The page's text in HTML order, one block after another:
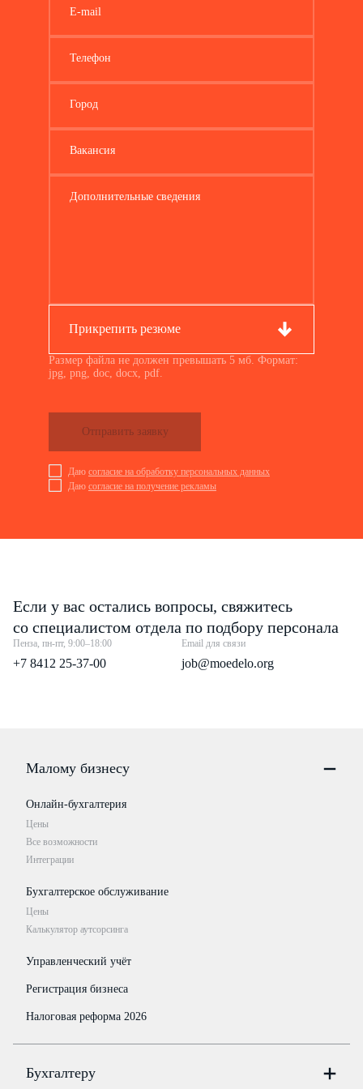
E-mail
Телефон
Город
Вакансия
Дополнительные сведения
Прикрепить резюме
Размер файла не должен превышать 5 мб. Формат:
jpg, png, doc, docx, pdf.
Отправить заявку
Даю согласие на обработку персональных данных
Даю согласие на получение рекламы
Если у вас остались вопросы, свяжитесь
со специалистом отдела по подбору персонала
Пенза, пн-пт, 9:00–18:00
+7 8412 25-37-00
Email для связи
job@moedelo.org
Малому бизнесу
Онлайн-бухгалтерия
Цены
Все возможности
Интеграции
Бухгалтерское обслуживание
Цены
Калькулятор аутсорсинга
Управленческий учёт
Регистрация бизнеса
Налоговая реформа 2026
Бухгалтеру